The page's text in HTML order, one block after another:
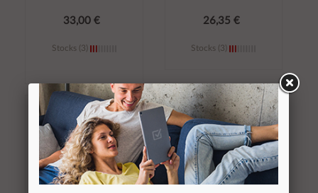
33,00 €
Stocks (3)
Añadir al
carrito
26,35 €
Stocks (3)
Añadir al
carrito